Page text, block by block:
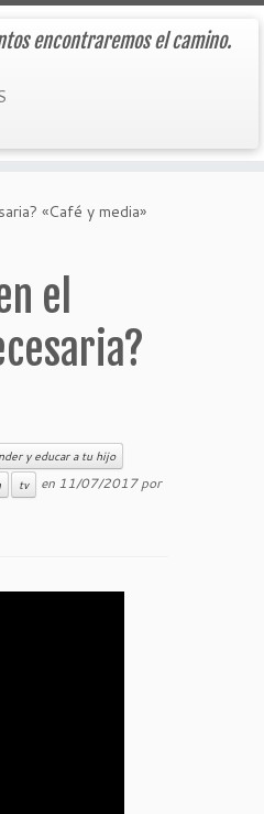
encontraremos el camino.
«Café y media»
el
y educar a tu hijo
tv en 11/07/2017 por